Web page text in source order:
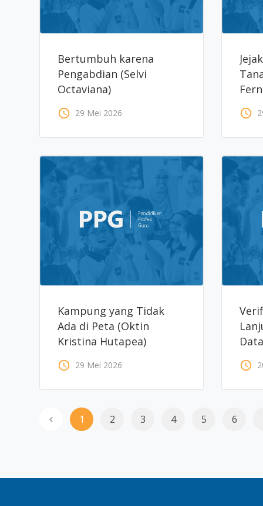
Bertumbuh karena
Pengabdian (Selvi
Octaviana)
access_time 29 Mei 2026 access_time
Kampung yang Tidak
Ada di Peta (Oktin
Kristina Hutapea)
access_time 29 Mei 2026 access_time
1 2 3 4 5 6